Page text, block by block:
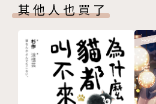
其他人也買了